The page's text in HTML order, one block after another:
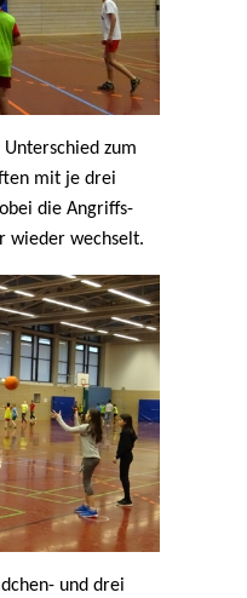
zum
mit je drei
die Angriffs-
wieder wechselt.
und drei